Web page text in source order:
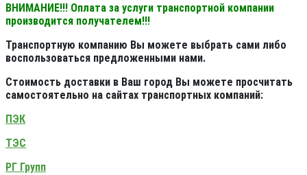
ВНИМАНИЕ!!! Оплата за услуги транспортной компании
производится получателем!!!
Транспортную компанию Вы можете выбрать сами либо
воспользоваться предложенными нами.
Стоимость доставки в Ваш город Вы можете просчитать
самостоятельно на сайтах транспортных компаний:
ПЭК
ТЭС
РГ Групп